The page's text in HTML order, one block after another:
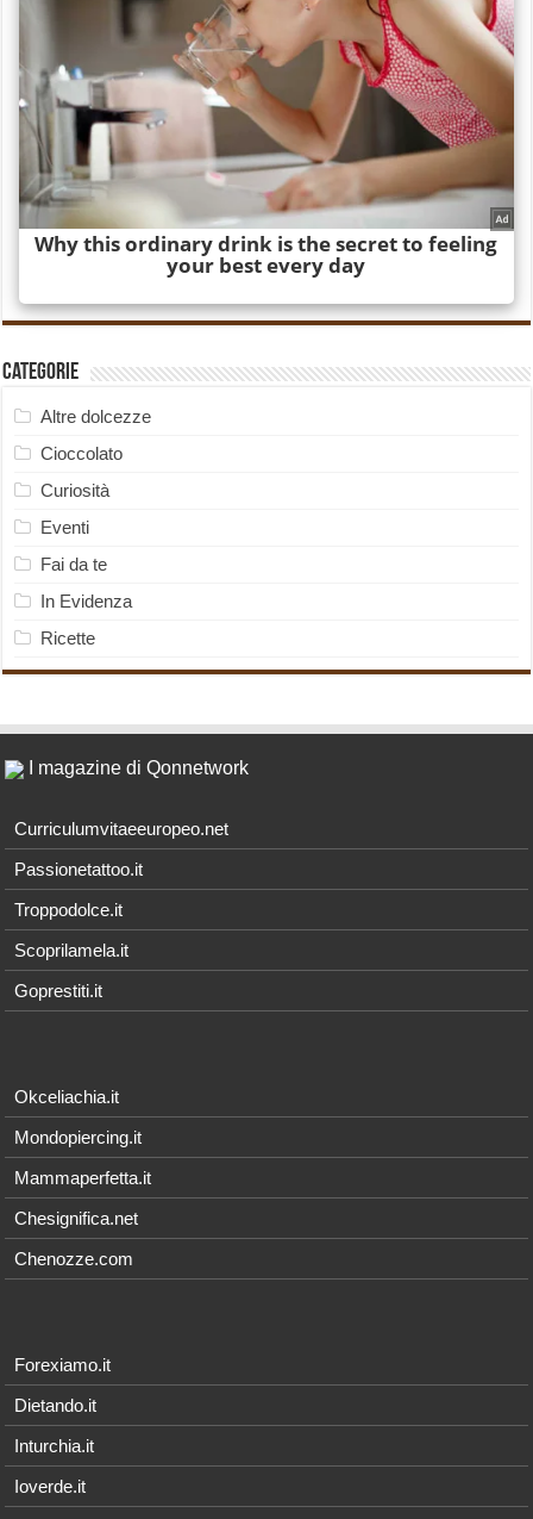
Categorie
Altre dolcezze
Cioccolato
Curiosità
Eventi
Fai da te
In Evidenza
Ricette
I magazine di Qonnetwork
Curriculumvitaeeuropeo.net
Passionetattoo.it
Troppodolce.it
Scoprilamela.it
Goprestiti.it
Okceliachia.it
Mondopiercing.it
Mammaperfetta.it
Chesignifica.net
Chenozze.com
Forexiamo.it
Dietando.it
Inturchia.it
Ioverde.it